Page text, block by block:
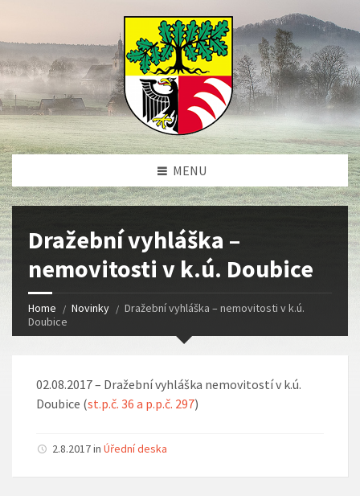
MENU
Dražební vyhláška –
nemovitosti v k.ú. Doubice
Home Novinky
Dražební vyhláška – nemovitosti v k.ú.
Doubice
02.08.2017 – Dražební vyhláška nemovitostí v k.ú.
Doubice (st.p.č. 36 a p.p.č. 297)
2.8.2017 in Úřední deska